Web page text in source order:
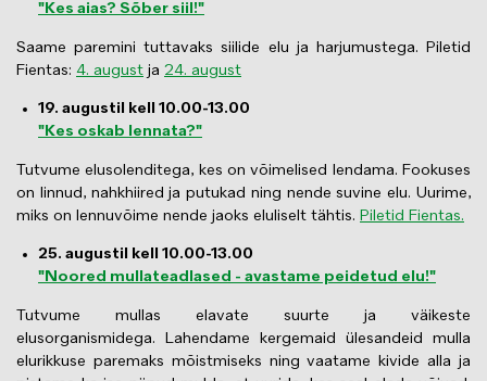
"Kes aias? Sõber siil!"
Saame paremini tuttavaks siilide elu ja harjumustega. Piletid
Fientas: 4. august ja 24. august
19. augustil kell 10.00-13.00
"Kes oskab lennata?"
Tutvume elusolenditega, kes on võimelised lendama. Fookuses
on linnud, nahkhiired ja putukad ning nende suvine elu. Uurime,
miks on lennuvõime nende jaoks eluliselt tähtis. Piletid Fientas.
25. augustil kell 10.00-13.00
"Noored mullateadlased - avastame peidetud elu!"
Tutvume mullas elavate suurte ja väikeste
elusorganismidega. Lahendame kergemaid ülesandeid mulla
elurikkuse paremaks mõistmiseks ning vaatame kivide alla ja